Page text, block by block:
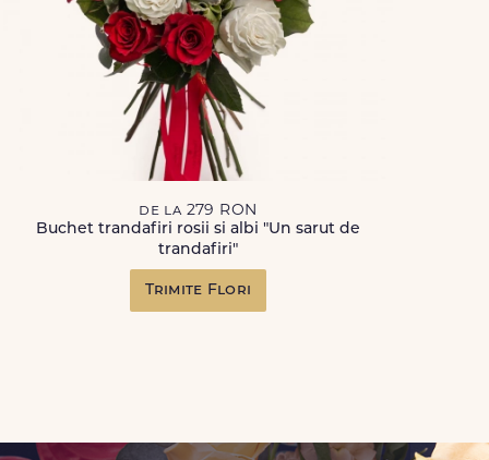
de la 279 RON
Buchet trandafiri rosii si albi "Un sarut de
trandafiri"
Trimite Flori